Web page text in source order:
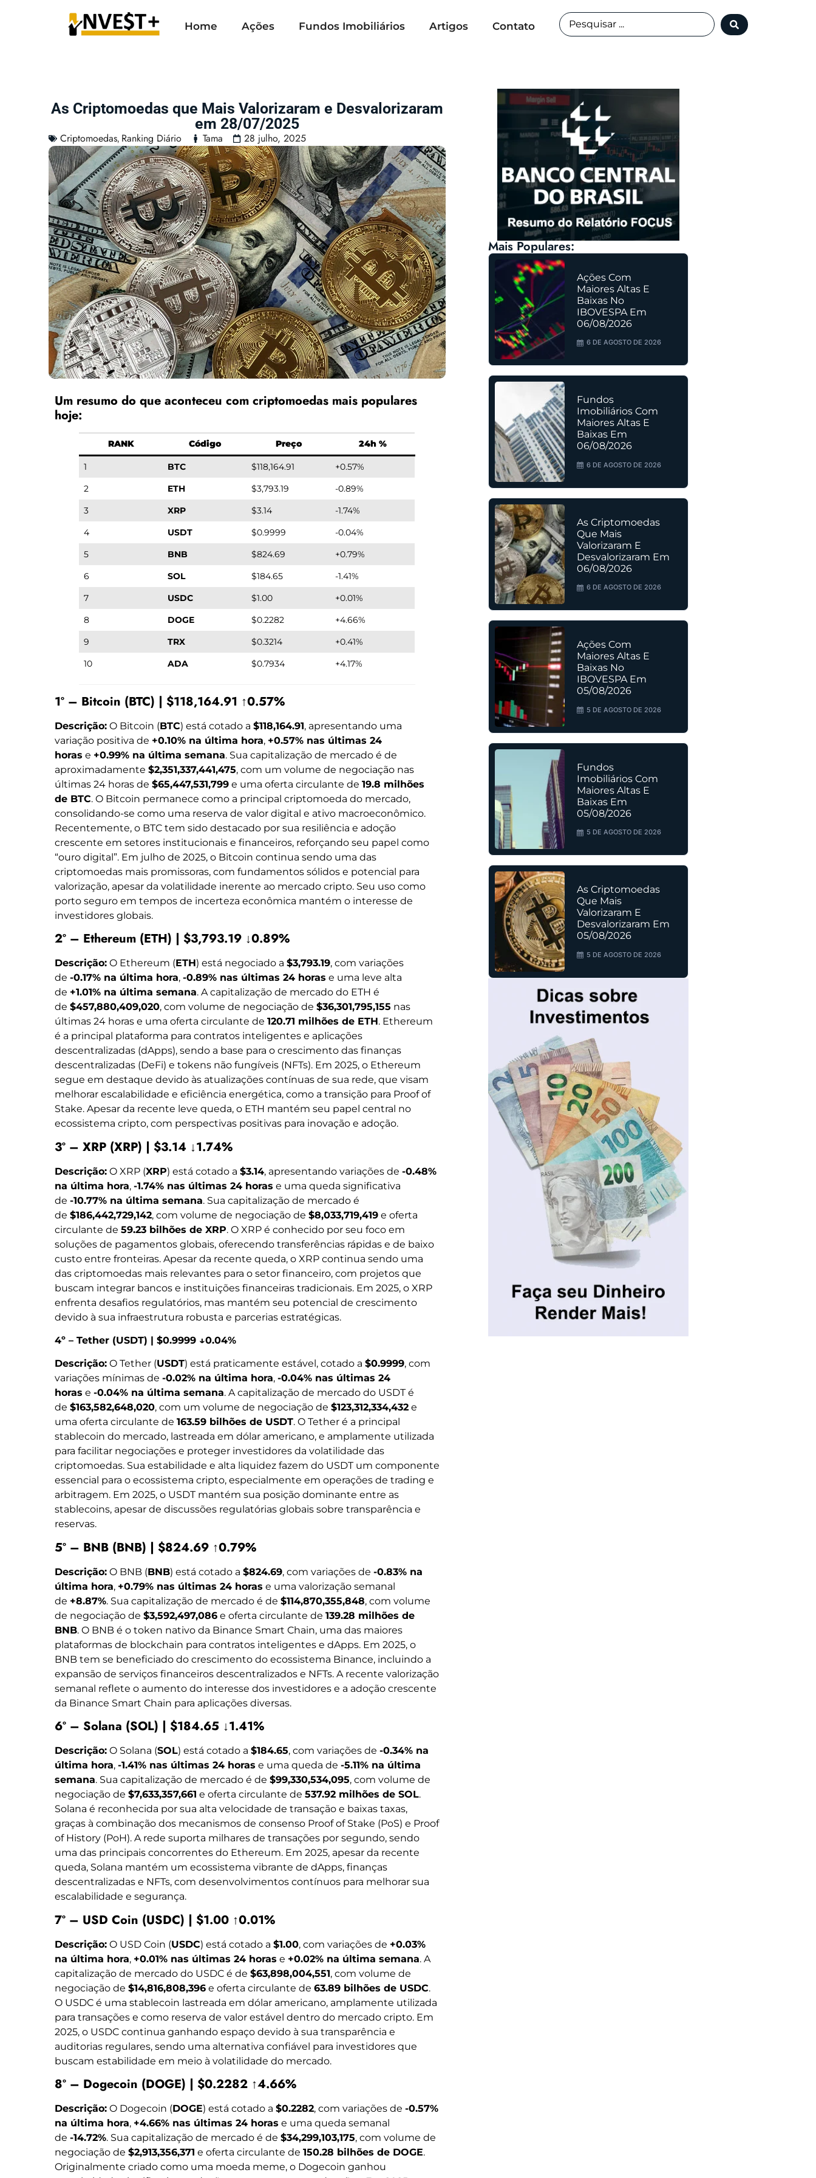
Home Ações Fundos Imobiliários Artigos Contato
As Criptomoedas que Mais Valorizaram e Desvalorizaram
em 28/07/2025
Criptomoedas, Ranking Diário Tama 28 julho, 2025
Um resumo do que aconteceu com criptomoedas mais populares
hoje:
RANK Código Preço 24h %
1 BTC $118,164.91
+0.57%
2
ETH $3,793.19
-0.89%
3
XRP $3.14
-1.74%
4
USDT $0.9999
-0.04%
5
BNB $824.69
+0.79%
6
SOL $184.65
-1.41%
7
USDC $1.00
+0.01%
8
DOGE $0.2282
+4.66%
9
TRX $0.3214
+0.41%
10
ADA $0.7934 +4.17%
1º – Bitcoin (BTC) | $118,164.91 ↑0.57%
Descrição: O Bitcoin (BTC) está cotado a $118,164.91, apresentando uma
variação positiva de +0.10% na última hora, +0.57% nas últimas 24
horas e +0.99% na última semana. Sua capitalização de mercado é de
aproximadamente $2,351,337,441,475, com um volume de negociação nas
últimas 24 horas de $65,447,531,799 e uma oferta circulante de 19.8 milhões
de BTC. O Bitcoin permanece como a principal criptomoeda do mercado,
consolidando-se como uma reserva de valor digital e ativo macroeconômico.
Recentemente, o BTC tem sido destacado por sua resiliência e adoção
crescente em setores institucionais e financeiros, reforçando seu papel como
“ouro digital”. Em julho de 2025, o Bitcoin continua sendo uma das
criptomoedas mais promissoras, com fundamentos sólidos e potencial para
valorização, apesar da volatilidade inerente ao mercado cripto. Seu uso como
porto seguro em tempos de incerteza econômica mantém o interesse de
investidores globais.
2º – Ethereum (ETH) | $3,793.19 ↓0.89%
Descrição: O Ethereum (ETH) está negociado a $3,793.19, com variações
de -0.17% na última hora, -0.89% nas últimas 24 horas e uma leve alta
de +1.01% na última semana. A capitalização de mercado do ETH é
de $457,880,409,020, com volume de negociação de $36,301,795,155 nas
últimas 24 horas e uma oferta circulante de 120.71 milhões de ETH. Ethereum
é a principal plataforma para contratos inteligentes e aplicações
descentralizadas (dApps), sendo a base para o crescimento das finanças
descentralizadas (DeFi) e tokens não fungíveis (NFTs). Em 2025, o Ethereum
segue em destaque devido às atualizações contínuas de sua rede, que visam
melhorar escalabilidade e eficiência energética, como a transição para Proof of
Stake. Apesar da recente leve queda, o ETH mantém seu papel central no
ecossistema cripto, com perspectivas positivas para inovação e adoção.
3º – XRP (XRP) | $3.14 ↓1.74%
Descrição: O XRP (XRP) está cotado a $3.14, apresentando variações de -0.48%
na última hora, -1.74% nas últimas 24 horas e uma queda significativa
de -10.77% na última semana. Sua capitalização de mercado é
de $186,442,729,142, com volume de negociação de $8,033,719,419 e oferta
circulante de 59.23 bilhões de XRP. O XRP é conhecido por seu foco em
soluções de pagamentos globais, oferecendo transferências rápidas e de baixo
custo entre fronteiras. Apesar da recente queda, o XRP continua sendo uma
das criptomoedas mais relevantes para o setor financeiro, com projetos que
buscam integrar bancos e instituições financeiras tradicionais. Em 2025, o XRP
enfrenta desafios regulatórios, mas mantém seu potencial de crescimento
devido à sua infraestrutura robusta e parcerias estratégicas.
4º – Tether (USDT) | $0.9999 ↓0.04%
Descrição: O Tether (USDT) está praticamente estável, cotado a $0.9999, com
variações mínimas de -0.02% na última hora, -0.04% nas últimas 24
horas e -0.04% na última semana. A capitalização de mercado do USDT é
de $163,582,648,020, com um volume de negociação de $123,312,334,432 e
uma oferta circulante de 163.59 bilhões de USDT. O Tether é a principal
stablecoin do mercado, lastreada em dólar americano, e amplamente utilizada
para facilitar negociações e proteger investidores da volatilidade das
criptomoedas. Sua estabilidade e alta liquidez fazem do USDT um componente
essencial para o ecossistema cripto, especialmente em operações de trading e
arbitragem. Em 2025, o USDT mantém sua posição dominante entre as
stablecoins, apesar de discussões regulatórias globais sobre transparência e
reservas.
5º – BNB (BNB) | $824.69 ↑0.79%
Descrição: O BNB (BNB) está cotado a $824.69, com variações de -0.83% na
última hora, +0.79% nas últimas 24 horas e uma valorização semanal
de +8.87%. Sua capitalização de mercado é de $114,870,355,848, com volume
de negociação de $3,592,497,086 e oferta circulante de 139.28 milhões de
BNB. O BNB é o token nativo da Binance Smart Chain, uma das maiores
plataformas de blockchain para contratos inteligentes e dApps. Em 2025, o
BNB tem se beneficiado do crescimento do ecossistema Binance, incluindo a
expansão de serviços financeiros descentralizados e NFTs. A recente valorização
semanal reflete o aumento do interesse dos investidores e a adoção crescente
da Binance Smart Chain para aplicações diversas.
6º – Solana (SOL) | $184.65 ↓1.41%
Descrição: O Solana (SOL) está cotado a $184.65, com variações de -0.34% na
última hora, -1.41% nas últimas 24 horas e uma queda de -5.11% na última
semana. Sua capitalização de mercado é de $99,330,534,095, com volume de
negociação de $7,633,357,661 e oferta circulante de 537.92 milhões de SOL.
Solana é reconhecida por sua alta velocidade de transação e baixas taxas,
graças à combinação dos mecanismos de consenso Proof of Stake (PoS) e Proof
of History (PoH). A rede suporta milhares de transações por segundo, sendo
uma das principais concorrentes do Ethereum. Em 2025, apesar da recente
queda, Solana mantém um ecossistema vibrante de dApps, finanças
descentralizadas e NFTs, com desenvolvimentos contínuos para melhorar sua
escalabilidade e segurança.
7º – USD Coin (USDC) | $1.00 ↑0.01%
Descrição: O USD Coin (USDC) está cotado a $1.00, com variações de +0.03%
na última hora, +0.01% nas últimas 24 horas e +0.02% na última semana. A
capitalização de mercado do USDC é de $63,898,004,551, com volume de
negociação de $14,816,808,396 e oferta circulante de 63.89 bilhões de USDC.
O USDC é uma stablecoin lastreada em dólar americano, amplamente utilizada
para transações e como reserva de valor estável dentro do mercado cripto. Em
2025, o USDC continua ganhando espaço devido à sua transparência e
auditorias regulares, sendo uma alternativa confiável para investidores que
buscam estabilidade em meio à volatilidade do mercado.
8º – Dogecoin (DOGE) | $0.2282 ↑4.66%
Descrição: O Dogecoin (DOGE) está cotado a $0.2282, com variações de -0.57%
na última hora, +4.66% nas últimas 24 horas e uma queda semanal
de -14.72%. Sua capitalização de mercado é de $34,299,103,175, com volume de
negociação de $2,913,356,371 e oferta circulante de 150.28 bilhões de DOGE.
Originalmente criado como uma moeda meme, o Dogecoin ganhou
Mais Populares:
Ações Com
Maiores Altas E
Baixas No
IBOVESPA Em
06/08/2026
6 DE AGOSTO DE 2026
Fundos
Imobiliários Com
Maiores Altas E
Baixas Em
06/08/2026
6 DE AGOSTO DE 2026
As Criptomoedas
Que Mais
Valorizaram E
Desvalorizaram Em
06/08/2026
6 DE AGOSTO DE 2026
Ações Com
Maiores Altas E
Baixas No
IBOVESPA Em
05/08/2026
5 DE AGOSTO DE 2026
Fundos
Imobiliários Com
Maiores Altas E
Baixas Em
05/08/2026
5 DE AGOSTO DE 2026
As Criptomoedas
Que Mais
Valorizaram E
Desvalorizaram Em
05/08/2026
5 DE AGOSTO DE 2026